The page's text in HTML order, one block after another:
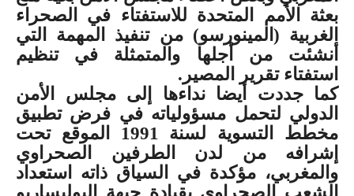
بعثة الأمم المتحدة للاستفتاء في الصحراء
الغربية (المينورسو) من تنفيذ المهمة التي
أنشئت من أجلها والمتمثلة في تنظيم
استفتاء تقرير المصير .
كما جددت أيضا نداءها إلى مجلس الأمن
الدولي لتحمل مسؤولياته في فرض تطبيق
مخطط التسوية لسنة 1991 الموقع تحت
إشرافه من لدن الطرفين الصحراوي
والمغربي، مؤكدة في السياق ذاته استعداد